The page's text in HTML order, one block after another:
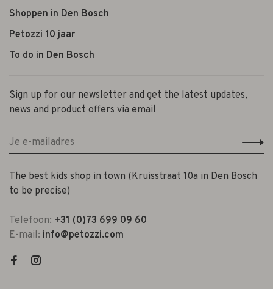
Shoppen in Den Bosch
Petozzi 10 jaar
To do in Den Bosch
Sign up for our newsletter and get the latest updates,
news and product offers via email
The best kids shop in town (Kruisstraat 10a in Den Bosch
to be precise)
Telefoon: +31 (0)73 699 09 60
E-mail: info@petozzi.com